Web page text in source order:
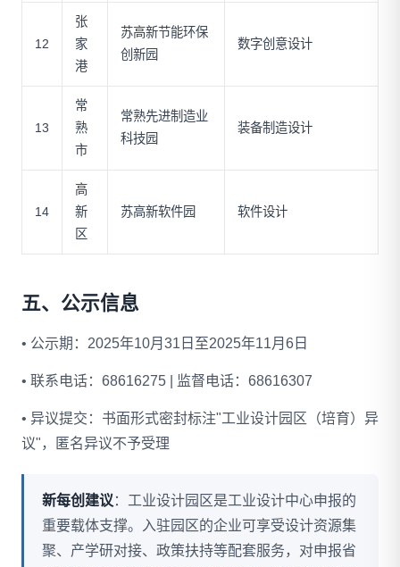
12
张
家
港
苏高新节能环保
创新园
数字创意设计
13
常
熟
市
常熟先进制造业
科技园
装备制造设计
14
高
新
区
苏高新软件园 软件设计
五、公示信息
• 公示期：2025年10月31日至2025年11月6日
• 联系电话：68616275 | 监督电话：68616307
• 异议提交：书面形式密封标注"工业设计园区（培育）异
议"，匿名异议不予受理
新每创建议 ：工业设计园区是工业设计中心申报的
重要载体支撑。入驻园区的企业可享受设计资源集
聚、产学研对接、政策扶持等配套服务，对申报省